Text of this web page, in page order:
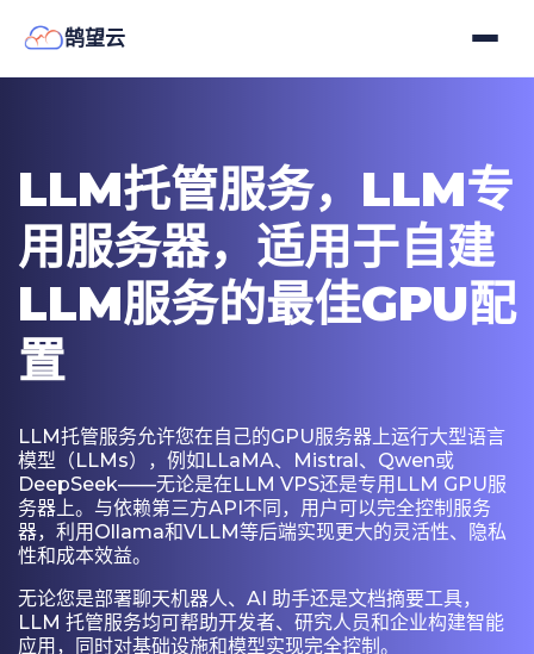
鹄望云
LLM托管服务，LLM专
用服务器，适用于自建
LLM服务的最佳GPU配
置
LLM托管服务允许您在自己的GPU服务器上运行大型语言
模型（LLMs），例如LLaMA、Mistral、Qwen或
DeepSeek——无论是在LLM VPS还是专用LLM GPU服
务器上。与依赖第三方API不同，用户可以完全控制服务
器，利用Ollama和VLLM等后端实现更大的灵活性、隐私
性和成本效益。
无论您是部署聊天机器人、AI 助手还是文档摘要工具，
LLM 托管服务均可帮助开发者、研究人员和企业构建智能
应用，同时对基础设施和模型实现完全控制。